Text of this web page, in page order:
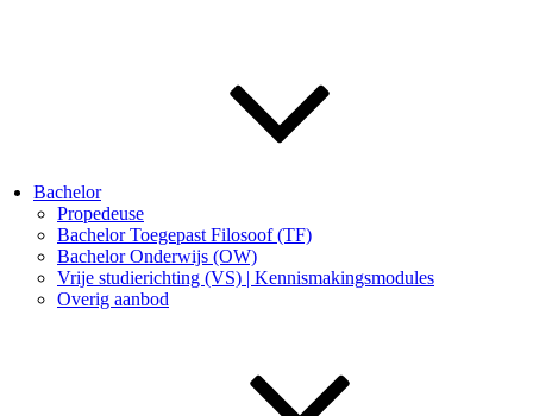
Bachelor
Propedeuse
Bachelor Toegepast Filosoof (TF)
Bachelor Onderwijs (OW)
Vrije studierichting (VS) | Kennismakingsmodules
Overig aanbod